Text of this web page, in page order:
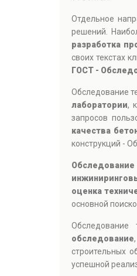
Отдельное
решений.
разработка
своих текстах
ГОСТ -
Обследование
лаборатории,
запросов
качества
конструкций -
оценка
основной
Обследование
обследование,
строительных
успешной